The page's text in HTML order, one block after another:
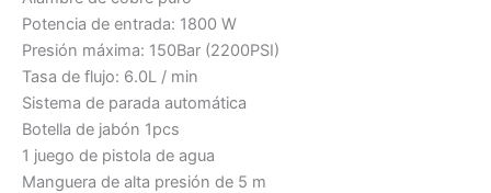
Potencia de entrada: 1800 W
Presión máxima: 150Bar (2200PSI)
Tasa de flujo: 6.0L / min
Sistema de parada automática
Botella de jabón 1pcs
1 juego de pistola de agua
Manguera de alta presión de 5 m